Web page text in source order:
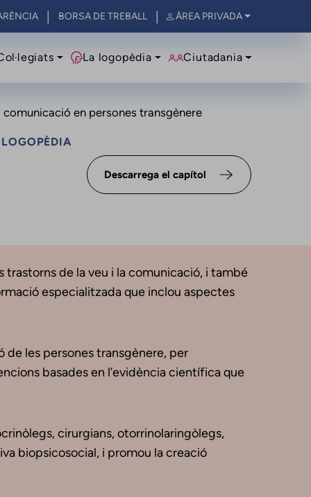
BORSA DE TREBALL ÀREA PRIVADA
La logopèdia Ciutadania
comunicació en persones transgènere
Descarrega el capítol
de la veu i la comunicació, i també
especialitzada que inclou aspectes
de les persones transgènere, per
basades en l’evidència científica que
cirurgians, otorrinolaringòlegs,
biopsicosocial, i promou la creació